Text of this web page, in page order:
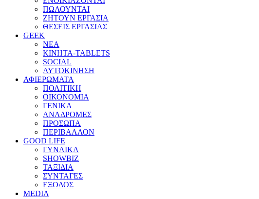
ΠΩΛΟΥΝΤΑΙ
ΖΗΤΟΥΝ ΕΡΓΑΣΙΑ
ΘΕΣΕΙΣ ΕΡΓΑΣΙΑΣ
GEEK
ΝΕΑ
ΚΙΝΗΤΑ-TABLETS
SOCIAL
ΑΥΤΟΚΙΝΗΣΗ
ΑΦΙΕΡΩΜΑΤΑ
ΠΟΛΙΤΙΚΗ
ΟΙΚΟΝΟΜΙΑ
ΓΕΝΙΚΑ
ΑΝΑΔΡΟΜΕΣ
ΠΡΟΣΩΠΑ
ΠΕΡΙΒΑΛΛΟΝ
GOOD LIFE
ΓΥΝΑΙΚΑ
SHOWBIZ
ΤΑΞΙΔΙΑ
ΣΥΝΤΑΓΕΣ
ΕΞΟΔΟΣ
MEDIA